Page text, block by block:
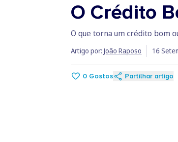
O Crédito
O que torna um crédito bom
Artigo por: João Raposo 16
0 Gostos Partilhar artigo